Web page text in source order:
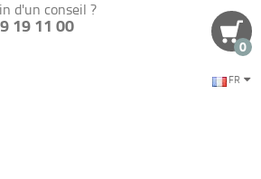
d'un conseil ?
19 11 00
0
FR